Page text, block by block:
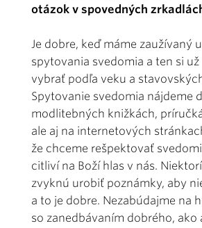
otázok v spovedných
Je dobre, keď máme zaužívaný
spytovania svedomia a ten si
vybrať podľa veku a
Spytovanie svedomia nájdeme
modlitebných knižkách,
ale aj na internetových
že chceme rešpektovať
citliví na Boží hlas v nás.
zvyknú urobiť poznámky, aby
a to je dobre. Nezabúdajme na
so zanedbávaním dobrého, ako